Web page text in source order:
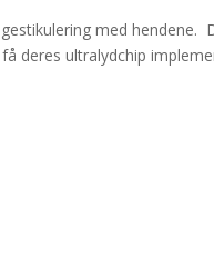
med hendene.
deres ultralydchip